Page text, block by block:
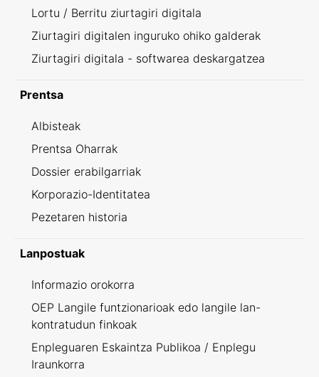
Lortu / Berritu ziurtagiri digitala
Ziurtagiri digitalen inguruko ohiko galderak
Ziurtagiri digitala - softwarea deskargatzea
Prentsa
Albisteak
Prentsa Oharrak
Dossier erabilgarriak
Korporazio-Identitatea
Pezetaren historia
Lanpostuak
Informazio orokorra
OEP Langile funtzionarioak edo langile lan-
kontratudun finkoak
Enpleguaren Eskaintza Publikoa / Enplegu
Iraunkorra